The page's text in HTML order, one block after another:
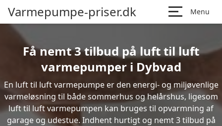
Varmepumpe-priser.dk Menu
Få nemt 3 tilbud på luft til luft
varmepumper i Dybvad
En luft til luft varmepumpe er den energi- og miljøvenlige
varmeløsning til både sommerhus og helårshus, ligesom
luft til luft varmepumpen kan bruges til opvarmning af
garage og udestue. Indhent hurtigt og nemt 3 tilbud på